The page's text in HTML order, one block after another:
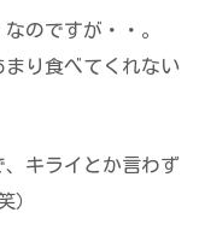
のですが・・。
り食べてくれない
キライとか言わず
）